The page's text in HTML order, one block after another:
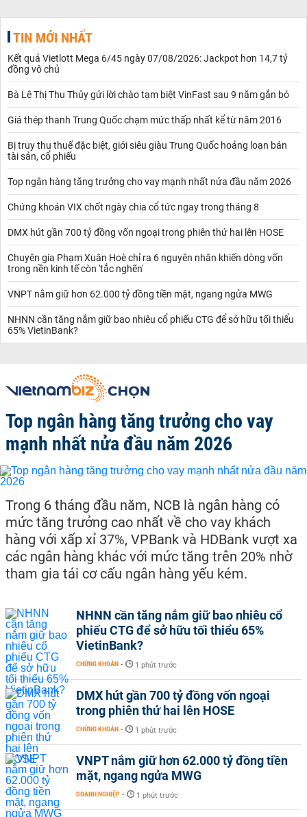
TIN MỚI NHẤT
Kết quả Vietlott Mega 6/45 ngày 07/08/2026: Jackpot hơn 14,7 tỷ
đồng vô chủ
Bà Lê Thị Thu Thủy gửi lời chào tạm biệt VinFast sau 9 năm gắn bó
Giá thép thanh Trung Quốc chạm mức thấp nhất kể từ năm 2016
Bị truy thu thuế đặc biệt, giới siêu giàu Trung Quốc hoảng loạn bán
tài sản, cổ phiếu
Top ngân hàng tăng trưởng cho vay mạnh nhất nửa đầu năm 2026
Chứng khoán VIX chốt ngày chia cổ tức ngay trong tháng 8
DMX hút gần 700 tỷ đồng vốn ngoại trong phiên thứ hai lên HOSE
Chuyên gia Phạm Xuân Hoè chỉ ra 6 nguyên nhân khiến dòng vốn
trong nền kinh tế còn 'tắc nghẽn'
VNPT nắm giữ hơn 62.000 tỷ đồng tiền mặt, ngang ngửa MWG
NHNN cần tăng nắm giữ bao nhiêu cổ phiếu CTG để sở hữu tối thiểu
65% VietinBank?
Top ngân hàng tăng trưởng cho vay
mạnh nhất nửa đầu năm 2026
Trong 6 tháng đầu năm, NCB là ngân hàng có
mức tăng trưởng cao nhất về cho vay khách
hàng với xấp xỉ 37%, VPBank và HDBank vượt xa
các ngân hàng khác với mức tăng trên 20% nhờ
tham gia tái cơ cấu ngân hàng yếu kém.
NHNN cần tăng nắm giữ bao nhiêu cổ
phiếu CTG để sở hữu tối thiểu 65%
VietinBank?
CHỨNG KHOÁN - 1 phút trước
DMX hút gần 700 tỷ đồng vốn ngoại
trong phiên thứ hai lên HOSE
CHỨNG KHOÁN - 1 phút trước
VNPT nắm giữ hơn 62.000 tỷ đồng tiền
mặt, ngang ngửa MWG
DOANH NGHIỆP - 1 phút trước